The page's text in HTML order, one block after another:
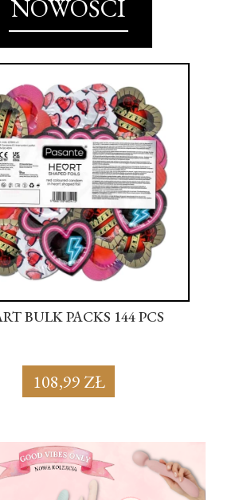
NOWOŚCI
BULK PACKS 144 PCS
108,99 ZŁ